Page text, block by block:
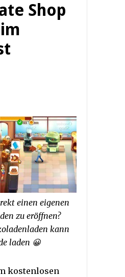
Shop
einen eigenen
zu eröffnen?
kann
laden 😀
kostenlosen